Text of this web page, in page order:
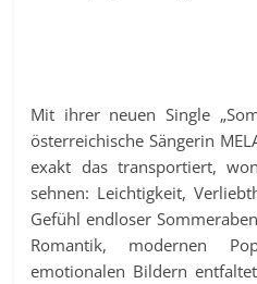
Mit ihrer neuen Single
österreichische Sängerin
exakt das transportiert,
sehnen: Leichtigkeit,
Gefühl endloser
Romantik, modernen
emotionalen Bildern